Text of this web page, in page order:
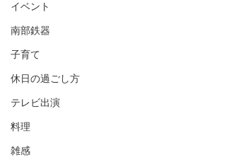
イベント
南部鉄器
子育て
休日の過ごし方
テレビ出演
料理
雑感